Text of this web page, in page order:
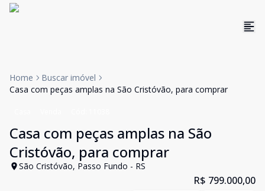
Home
Buscar imóvel
Casa com peças amplas na São Cristóvão, para comprar
Casa com peças amplas na São
Cristóvão, para comprar
São Cristóvão, Passo Fundo - RS
R$ 799.000,00